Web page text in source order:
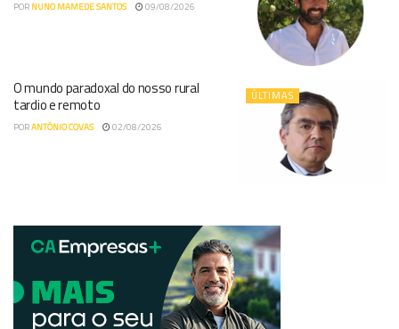
POR NUNO MAMEDE SANTOS 09/08/2026
ÚLTIMAS
O mundo paradoxal do nosso rural
tardio e remoto
PORANTÓNIO COVAS 02/08/2026